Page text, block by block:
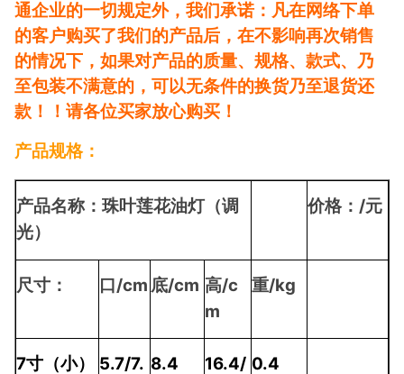
通企业的一切规定外，我们承诺：凡在网络下单
的客户购买了我们的产品后，在不影响再次销售
的情况下，如果对产品的质量、规格、款式、乃
至包装不满意的，可以无条件的换货乃至退货还
款！！请各位买家放心购买！
产品规格：
产品名称：珠叶莲花油灯（调
光）
价格： /元
尺寸： 口 /cm 底/cm 高/c
m
重/kg
7寸（小）
5.7/7. 8.4
16.4/ 0.4